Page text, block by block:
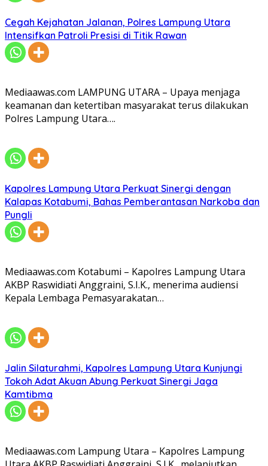
Cegah Kejahatan Jalanan, Polres Lampung Utara
Intensifkan Patroli Presisi di Titik Rawan
Mediaawas.com LAMPUNG UTARA – Upaya menjaga
keamanan dan ketertiban masyarakat terus dilakukan
Polres Lampung Utara….
Kapolres Lampung Utara Perkuat Sinergi dengan
Kalapas Kotabumi, Bahas Pemberantasan Narkoba dan
Pungli
Mediaawas.com Kotabumi – Kapolres Lampung Utara
AKBP Raswidiati Anggraini, S.I.K., menerima audiensi
Kepala Lembaga Pemasyarakatan…
Jalin Silaturahmi, Kapolres Lampung Utara Kunjungi
Tokoh Adat Akuan Abung Perkuat Sinergi Jaga
Kamtibma
Mediaawas.com Lampung Utara – Kapolres Lampung